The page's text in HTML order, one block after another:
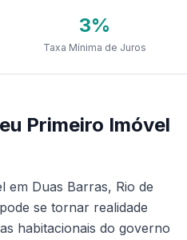
3%
Taxa Mínima de Juros
Primeiro Imóvel
em Duas Barras, Rio de
se tornar realidade
habitacionais do governo